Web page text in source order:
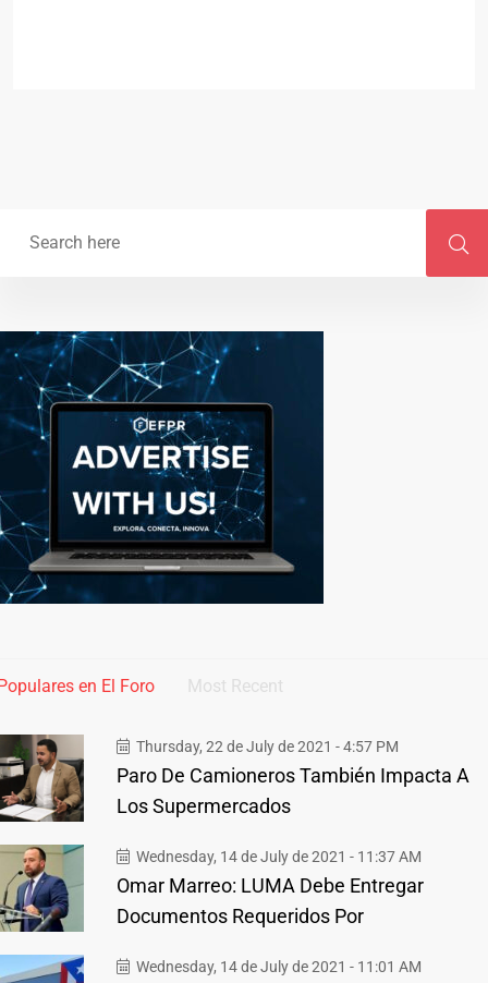
en El Foro Most Recent
Thursday, 22 de July de 2021 - 4:57 PM
Paro De Camioneros También Impacta A
Los Supermercados
Wednesday, 14 de July de 2021 - 11:37 AM
Omar Marreo: LUMA Debe Entregar
Documentos Requeridos Por
Wednesday, 14 de July de 2021 - 11:01 AM